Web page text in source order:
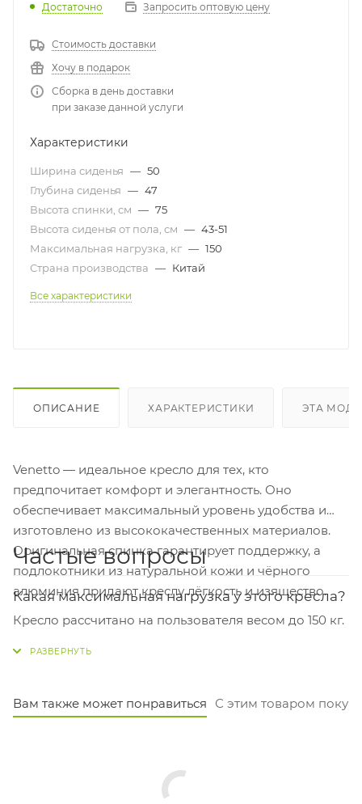
Достаточно Запросить оптовую цену
Стоимость доставки
Хочу в подарок
Сборка в день доставки
при заказе данной услуги
Характеристики
Ширина сиденья — 50
Глубина сиденья — 47
Высота спинки, см — 75
Высота сиденья от пола, см — 43-51
Максимальная нагрузка, кг — 150
Страна производства — Китай
Все характеристики
ОПИСАНИЕ ХАРАКТЕРИСТИКИ ЭТА
Venetto — идеальное кресло для тех, кто
предпочитает комфорт и элегантность. Оно
обеспечивает максимальный уровень удобства и
изготовлено из высококачественных материалов.
Оригинальная спинка гарантирует поддержку, а
подлокотники из натуральной кожи и чёрного
алюминия придают креслу лёгкость и изящество.
Частые вопросы
Какая максимальная нагрузка у этого кресла?
Кресло рассчитано на пользователя весом до 150 кг.
Из чего сделана основа кресла?
черной стали. Конструкция прочная и устойчивая.
Вам также может понравиться С этим товаром